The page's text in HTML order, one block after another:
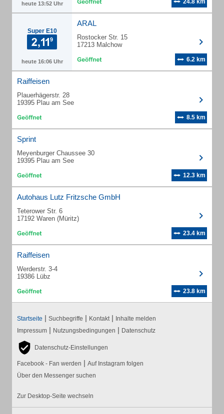
heute 13:52 Uhr 24.8 km
Super E10
heute 16:06 Uhr
ARAL
Rostocker Str. 15
17213 Malchow
6.2 km
Raiffeisen
Plauerhägerstr. 28
19395 Plau am See
8.5 km
Sprint
Meyenburger Chaussee 30
19395 Plau am See
12.3 km
Autohaus Lutz Fritzsche GmbH
Teterower Str. 6
17192 Waren (Müritz)
23.4 km
Raiffeisen
Werderstr. 3-4
19386 Lübz
23.8 km
Startseite | Suchbegriffe | Kontakt | Inhalte melden
Impressum | Nutzungsbedingungen | Datenschutz
Datenschutz-Einstellungen
Facebook - Fan werden | Auf Instagram folgen
Über den Messenger suchen
Zur Desktop-Seite wechseln